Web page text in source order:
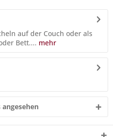
auf der Couch oder als
Bett.... mehr